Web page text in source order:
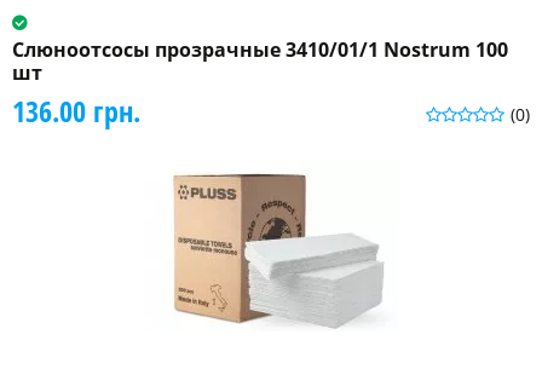
Слюноотсосы прозрачные 3410/01/1 Nostrum 100
шт
(0)
136.00 грн.